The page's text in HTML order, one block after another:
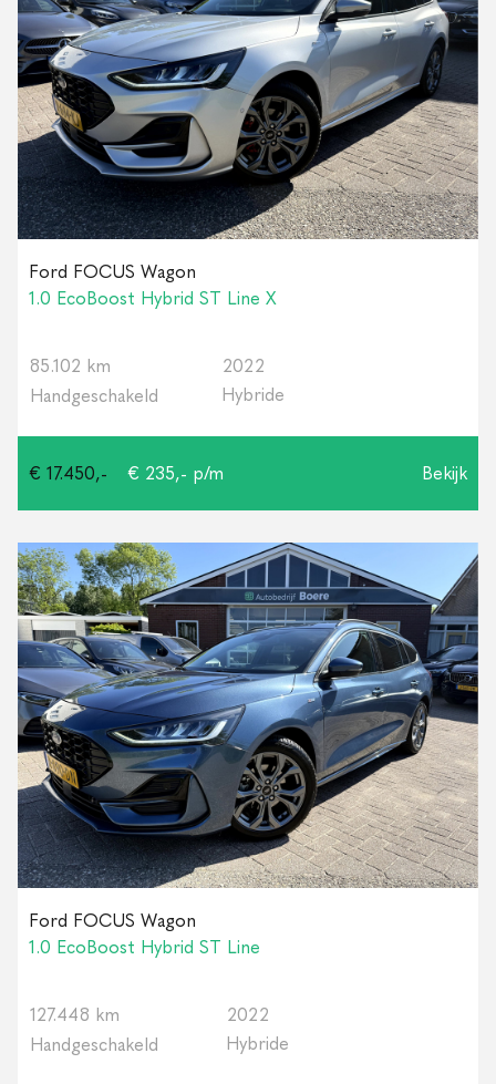
Ford FOCUS Wagon
1.0 EcoBoost Hybrid ST Line X
85.102 km
2022
Handgeschakeld
Hybride
€ 17.450,- € 235,- p/m Bekijk
Ford FOCUS Wagon
1.0 EcoBoost Hybrid ST Line
127.448 km
2022
Handgeschakeld
Hybride